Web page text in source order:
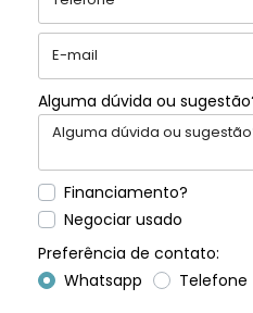
Alguma dúvida ou
Financiamento?
Negociar usado
Preferência de contato:
Whatsapp
Telefone